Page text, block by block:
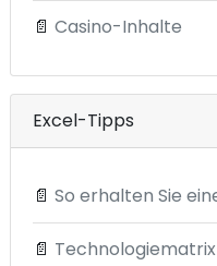
📄 Casino-Inhalte
Excel-Tipps
📄 So erhalten Sie
📄